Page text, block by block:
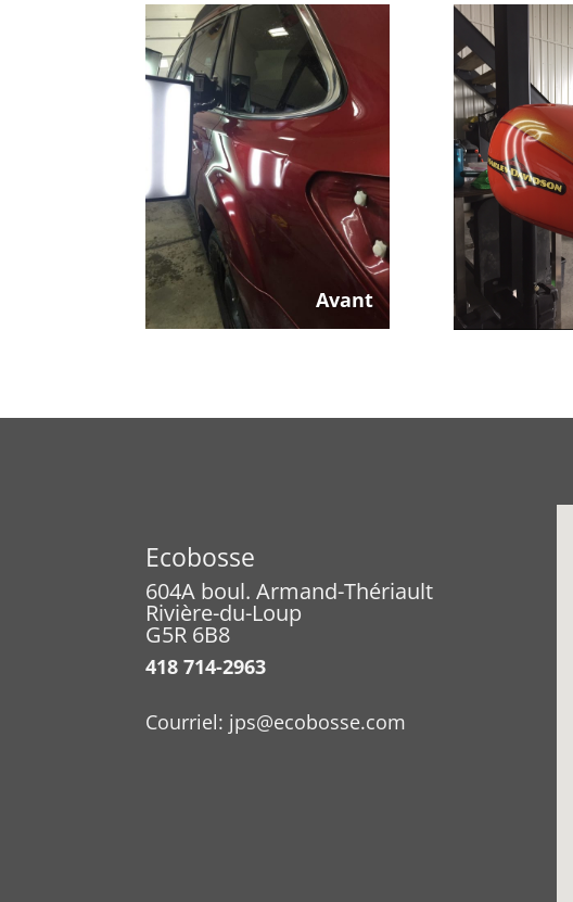
Avant
Ecobosse
604A boul. Armand-Thériault
Rivière-du-Loup
G5R 6B8
418 714-2963
Courriel: jps@ecobosse.com